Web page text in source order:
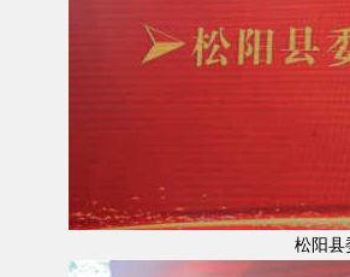
松阳县